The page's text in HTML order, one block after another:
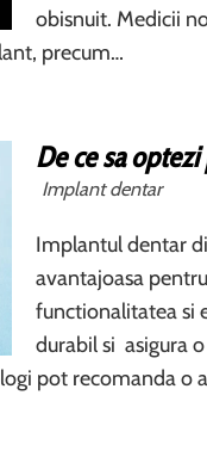
obisnuit. Medicii
precum…
De ce sa
Implant dentar
Implantul dentar
avantajoasa
functionalitatea si
durabil si asigura
pot recomanda o